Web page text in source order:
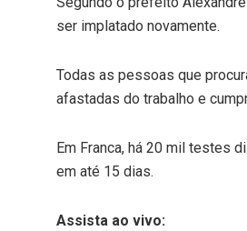
ser implatado novamente.
Todas as pessoas que
afastadas do trabalho e
Em Franca, há 20 mil testes
em até 15 dias.
Assista ao vivo: